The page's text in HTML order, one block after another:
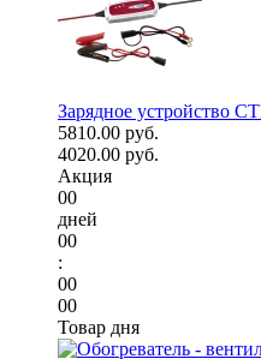
Зарядное устройство
5810.00 руб.
4020.00 руб.
Акция
00
дней
00
:
00
00
Товар дня